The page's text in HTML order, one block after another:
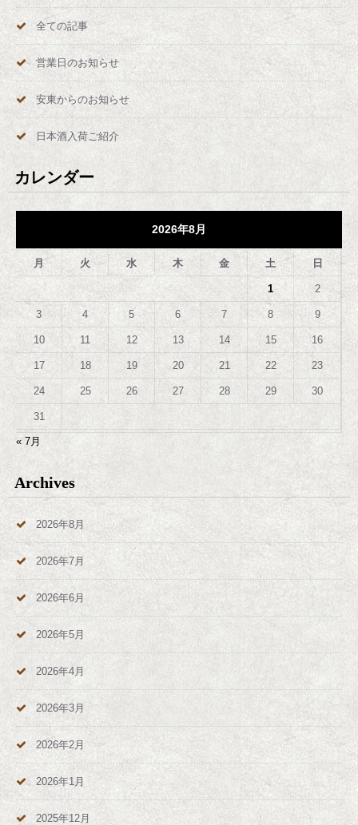
全ての記事
営業日のお知らせ
安東からのお知らせ
日本酒入荷ご紹介
カレンダー
2026年8月
月 火 水 木 金 土 日
1 2
3 4 5 6 7 8 9
10 11 12 13 14 15 16
17 18 19 20 21 22 23
24 25 26 27 28 29 30
31
« 7月
Archives
2026年8月
2026年7月
2026年6月
2026年5月
2026年4月
2026年3月
2026年2月
2026年1月
2025年12月